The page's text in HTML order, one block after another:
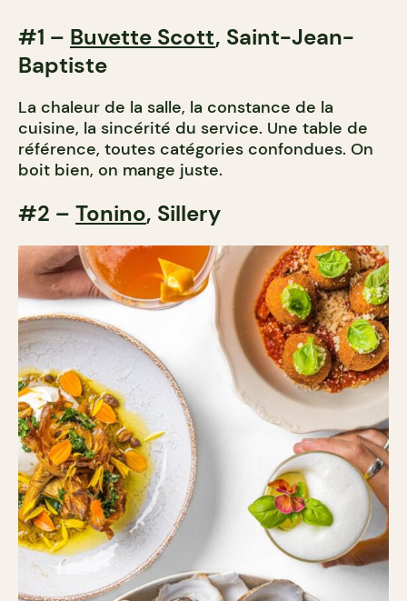
#1 – Buvette Scott, Saint-Jean-
Baptiste
La chaleur de la salle, la constance de la
cuisine, la sincérité du service. Une table de
référence, toutes catégories confondues. On
boit bien, on mange juste.
#2 – Tonino, Sillery